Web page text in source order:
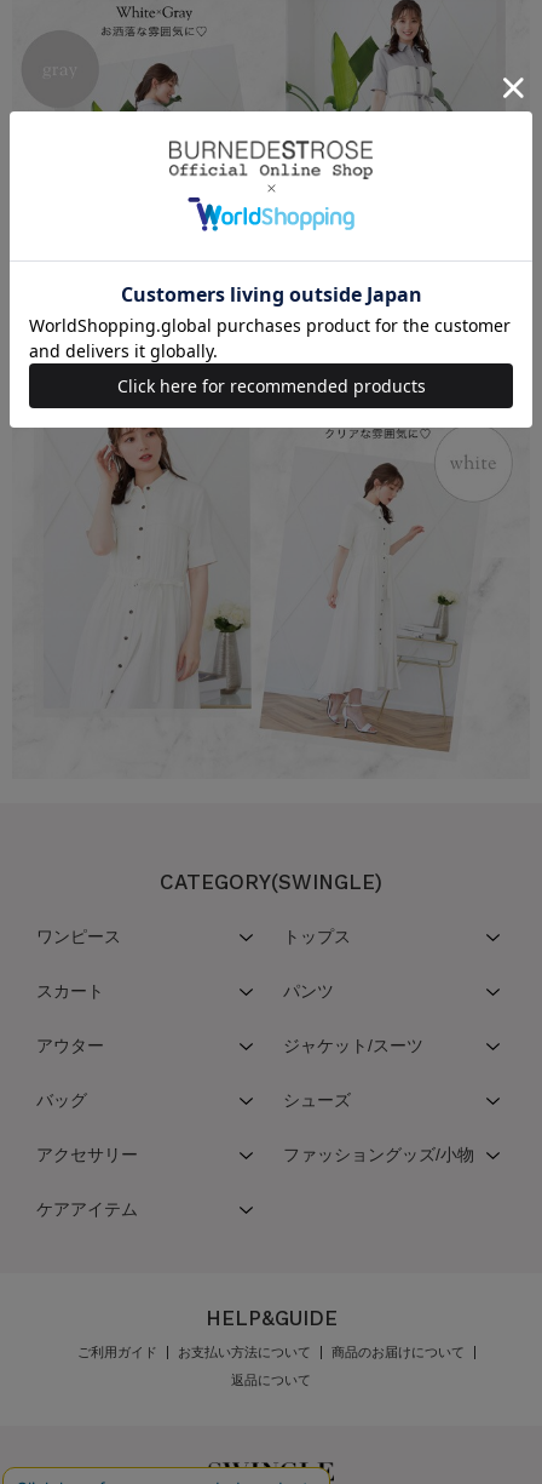
CATEGORY(SWINGLE)
ワンピース トップス
スカート パンツ
アウター ジャケット/スーツ
バッグ シューズ
アクセサリー ファッショングッズ/小物
ケアアイテム
HELP&GUIDE
ご利用ガイド お支払い方法について
商品のお届けについて
返品について